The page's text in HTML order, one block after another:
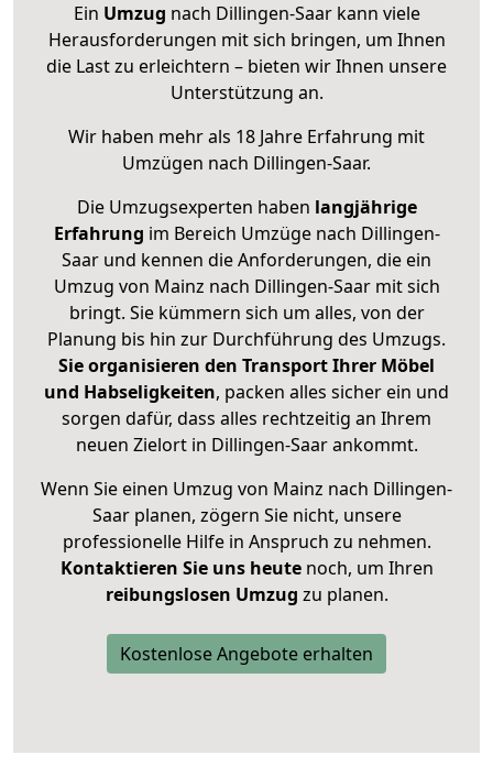
Ein Umzug nach Dillingen-Saar kann viele
Herausforderungen mit sich bringen, um Ihnen
die Last zu erleichtern – bieten wir Ihnen unsere
Unterstützung an.
Wir haben mehr als 18 Jahre Erfahrung mit
Umzügen nach Dillingen-Saar.
Die Umzugsexperten haben langjährige
Erfahrung im Bereich Umzüge nach Dillingen-
Saar und kennen die Anforderungen, die ein
Umzug von Mainz nach Dillingen-Saar mit sich
bringt. Sie kümmern sich um alles, von der
Planung bis hin zur Durchführung des Umzugs.
Sie organisieren den Transport Ihrer Möbel
und Habseligkeiten, packen alles sicher ein und
sorgen dafür, dass alles rechtzeitig an Ihrem
neuen Zielort in Dillingen-Saar ankommt.
Wenn Sie einen Umzug von Mainz nach Dillingen-
Saar planen, zögern Sie nicht, unsere
professionelle Hilfe in Anspruch zu nehmen.
Kontaktieren Sie uns heutenoch, um Ihren
reibungslosen Umzug zu planen.
Kostenlose Angebote erhalten